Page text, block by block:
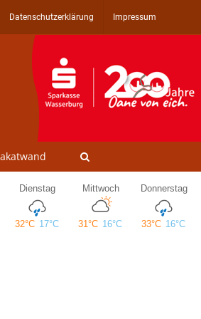
Datenschutzerklärung Impressum